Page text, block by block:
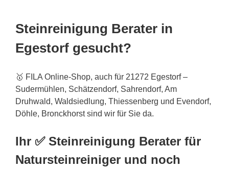
Steinreinigung Berater in
Egestorf gesucht?
🥇 FILA Online-Shop, auch für 21272 Egestorf –
Sudermühlen, Schätzendorf, Sahrendorf, Am
Druhwald, Waldsiedlung, Thiessenberg und Evendorf,
Döhle, Bronckhorst sind wir für Sie da.
Ihr ✅ Steinreinigung Berater für
Natursteinreiniger und noch